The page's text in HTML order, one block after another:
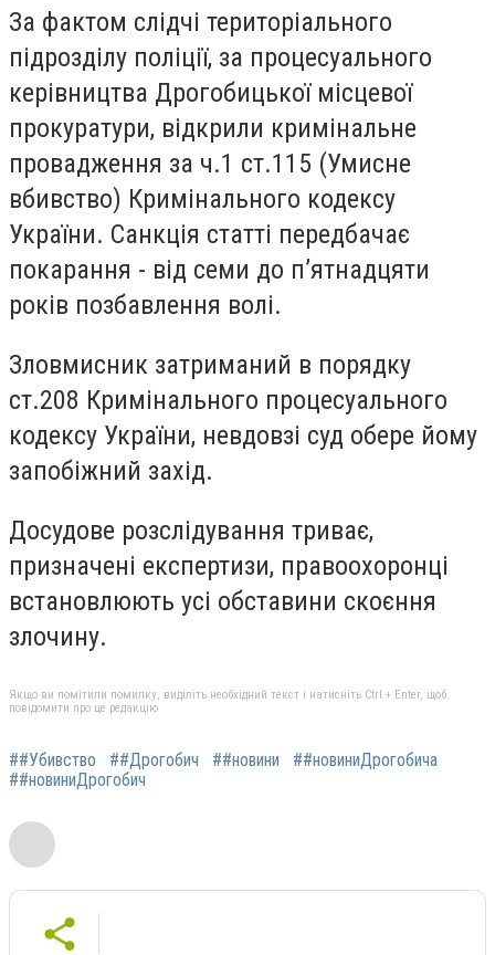
За фактом слідчі територіального
підрозділу поліції, за процесуального
керівництва Дрогобицької місцевої
прокуратури, відкрили кримінальне
провадження за ч.1 ст.115 (Умисне
вбивство) Кримінального кодексу
України. Санкція статті передбачає
покарання - від семи до п’ятнадцяти
років позбавлення волі.
Зловмисник затриманий в порядку
ст.208 Кримінального процесуального
кодексу України, невдовзі суд обере йому
запобіжний захід.
Досудове розслідування триває,
призначені експертизи, правоохоронці
встановлюють усі обставини скоєння
злочину.
Якщо ви помітили помилку, виділіть необхідний текст і натисніть Ctrl + Enter, щоб
повідомити про це редакцію
##Убивство ##Дрогобич ##новини
##новиниДрогобича
##новиниДрогобич